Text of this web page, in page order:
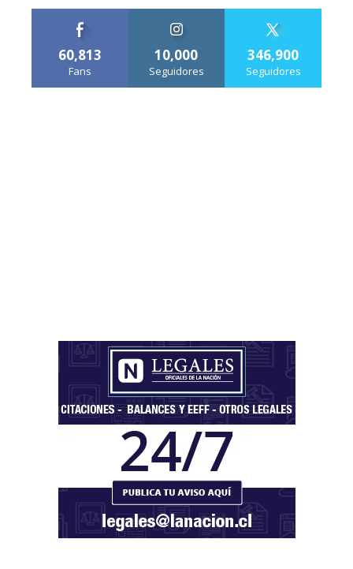
60,813
Fans
10,000
Seguidores
346,900
Seguidores